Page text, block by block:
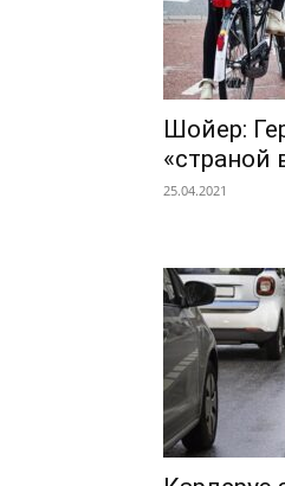
Шойер:
«страной
25.04.2021